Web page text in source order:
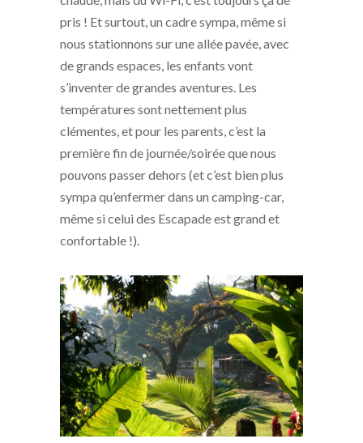
pris ! Et surtout, un cadre sympa, même si
nous stationnons sur une allée pavée, avec
de grands espaces, les enfants vont
s’inventer de grandes aventures. Les
températures sont nettement plus
clémentes, et pour les parents, c’est la
première fin de journée/soirée que nous
pouvons passer dehors (et c’est bien plus
sympa qu’enfermer dans un camping-car,
même si celui des Escapade est grand et
confortable !).